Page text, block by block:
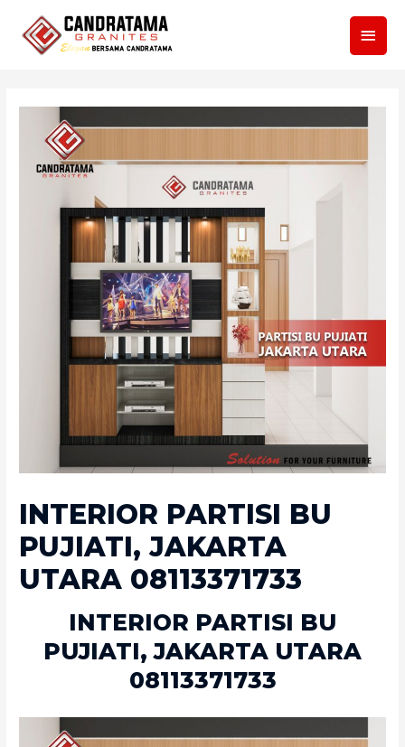
INTERIOR PARTISI BU
PUJIATI, JAKARTA
UTARA 08113371733
INTERIOR PARTISI BU
PUJIATI, JAKARTA UTARA
08113371733